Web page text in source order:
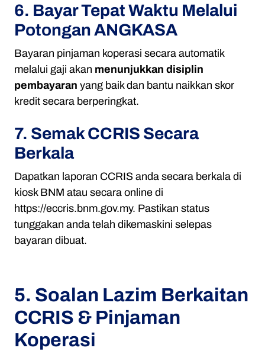
6. Bayar Tepat Waktu Melalui
Potongan ANGKASA
Bayaran pinjaman koperasi secara automatik
melalui gaji akan menunjukkan disiplin
pembayaran yang baik dan bantu naikkan skor
kredit secara berperingkat.
7. Semak CCRIS Secara
Berkala
Dapatkan laporan CCRIS anda secara berkala di
kiosk BNM atau secara online di
https://eccris.bnm.gov.my. Pastikan status
tunggakan anda telah dikemaskini selepas
bayaran dibuat.
5. Soalan Lazim Berkaitan
CCRIS & Pinjaman
Koperasi